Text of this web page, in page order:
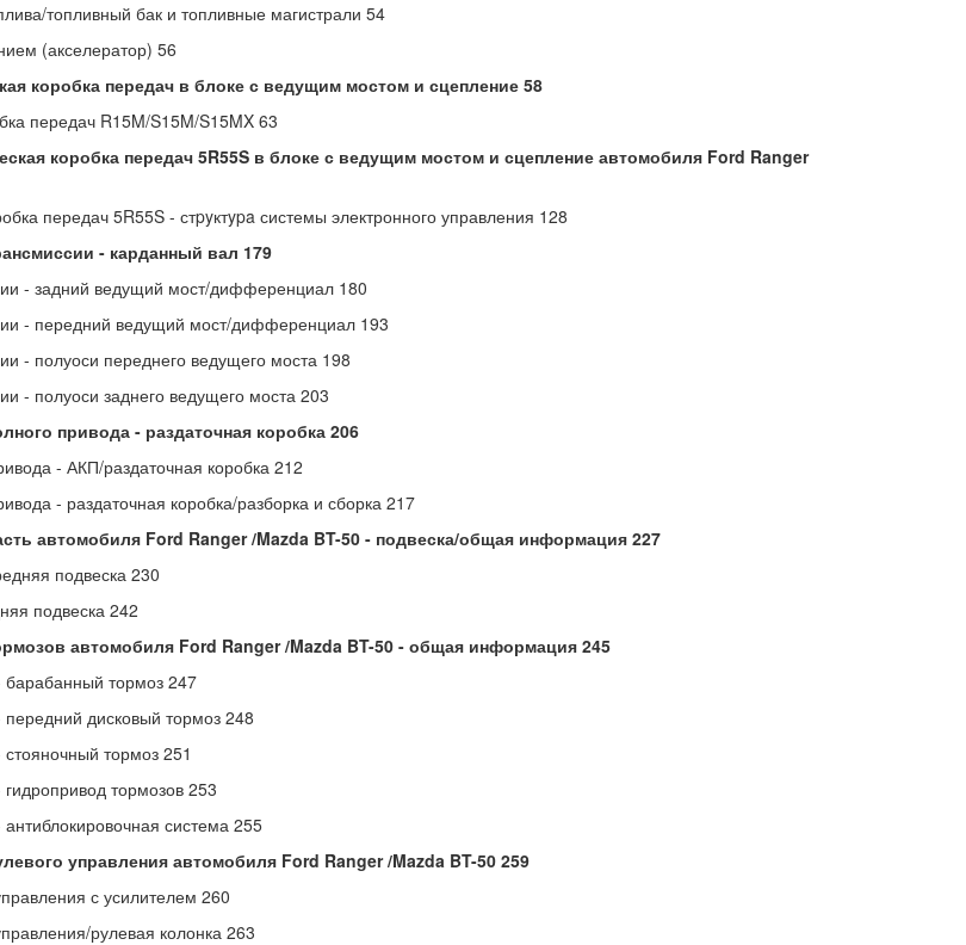
топливный бак и топливные магистрали 54
(акселератор) 56
коробка передач в блоке с ведущим мостом и сцепление 58
передач R15M/S15M/S15MX 63
коробка передач 5R55S в блоке с ведущим мостом и сцепление автомобиля Ford Ranger
передач 5R55S - стpyктypa системы электронного управления 128
- карданный вал 179
- задний ведущий мост/дифференциал 180
- передний ведущий мост/дифференциал 193
- полуоси переднего ведущего моста 198
- полуоси заднего ведущего моста 203
привода - раздаточная коробка 206
- АКП/раздаточная коробка 212
- раздаточная коробка/разборка и сборка 217
автомобиля Ford Ranger /Mazda BT-50 - подвеска/общая информация 227
подвеска 230
подвеска 242
автомобиля Ford Ranger /Mazda BT-50 - общая информация 245
тормоз 247
дисковый тормоз 248
тормоз 251
тормозов 253
система 255
управления автомобиля Ford Ranger /Mazda BT-50 259
с усилителем 260
рулевая колонка 263